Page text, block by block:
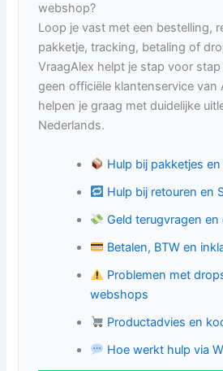
webshop?
Loop je vast met een bestelling,
pakketje, tracking, betaling of
VraagAlex helpt je stap voor stap
geen officiële klantenservice van
helpen je graag met duidelijke
Nederlands.
Hulp bij pakketjes
Hulp bij retouren en
Geld terugvragen en
Betalen, BTW en
Problemen met
webshops
Productadvies en
Hoe werkt hulp via